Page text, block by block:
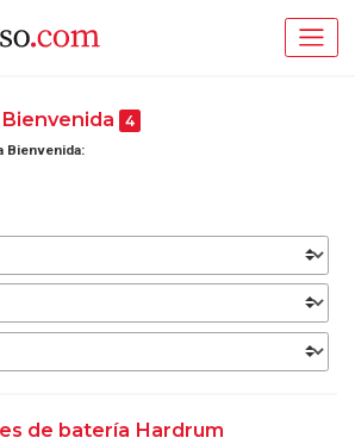
4
Bienvenida:
de batería Hardrum